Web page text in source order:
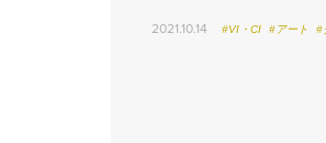
2021.10.14 #VI・CI #アート #